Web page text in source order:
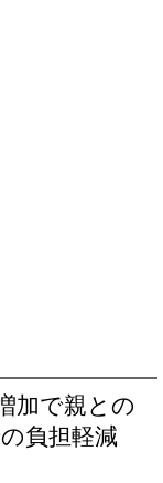
加で親との
負担軽減